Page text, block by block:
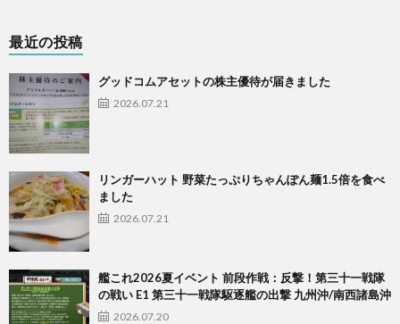
最近の投稿
グッドコムアセットの株主優待が届きました
2026.07.21
リンガーハット 野菜たっぷりちゃんぽん麺1.5倍を食べ
ました
2026.07.21
艦これ2026夏イベント 前段作戦：反撃！第三十一戦隊
の戦い E1 第三十一戦隊駆逐艦の出撃 九州沖/南西諸島沖
2026.07.20